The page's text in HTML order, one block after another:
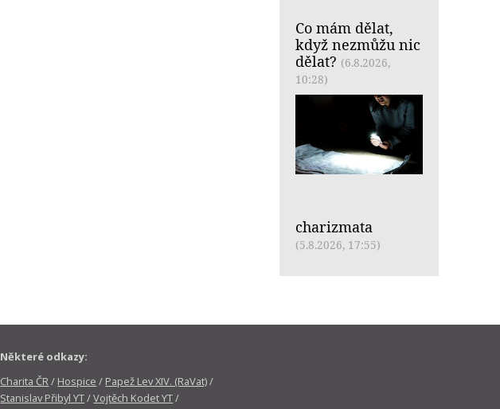
Co mám dělat,
když nezmůžu nic
dělat? (6.8.2026,
10:28)
charizmata
(5.8.2026, 17:55)
Některé odkazy:
Charita ČR / Hospice / Papež Lev XIV. (RaVat)/
Stanislav Přibyl YT/Vojtěch Kodet YT/